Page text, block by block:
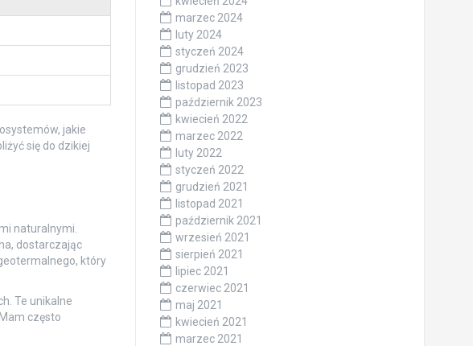
jakie
się do dzikiej
naturalnymi.
dostarczając
który
Te unikalne
często
marzec 2024
luty 2024
styczeń 2024
grudzień 2023
listopad 2023
październik 2023
kwiecień 2022
marzec 2022
luty 2022
styczeń 2022
grudzień 2021
listopad 2021
październik 2021
wrzesień 2021
sierpień 2021
lipiec 2021
czerwiec 2021
maj 2021
kwiecień 2021
marzec 2021